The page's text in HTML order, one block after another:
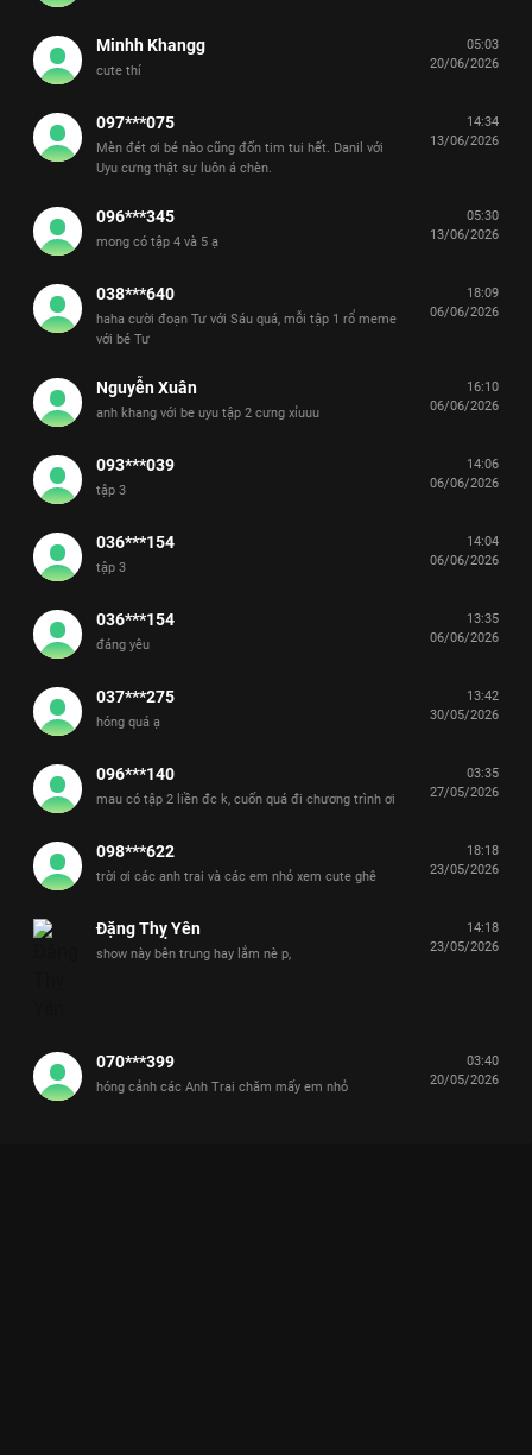
Minhh Khangg
cute thí
05:03
20/06/2026
097***075
Mèn đét ơi bé nào cũng đốn tim tui hết. Danil với
Uyu cưng thật sự luôn á chèn.
14:34
13/06/2026
096***345
mong có tập 4 và 5 ạ
05:30
13/06/2026
038***640
haha cười đoạn Tư với Sáu quá, mỗi tập 1 rổ meme
với bé Tư
18:09
06/06/2026
Nguyễn Xuân
anh khang với be uyu tập 2 cưng xỉuuu
16:10
06/06/2026
093***039
tập 3
14:06
06/06/2026
036***154
tập 3
14:04
06/06/2026
036***154
đáng yêu
13:35
06/06/2026
037***275
hóng quá ạ
13:42
30/05/2026
096***140
mau có tập 2 liền đc k, cuốn quá đi chương trình ơi
03:35
27/05/2026
098***622
trời ơi các anh trai và các em nhỏ xem cute ghê
18:18
23/05/2026
Đặng Thỵ Yên
show này bên trung hay lắm nè p,
14:18
23/05/2026
070***399
hóng cảnh các Anh Trai chăm mấy em nhỏ
03:40
20/05/2026